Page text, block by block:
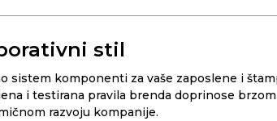
stil
sistem komponenti za vaše zaposlene i
i testirana pravila brenda doprinose
razvoju kompanije.